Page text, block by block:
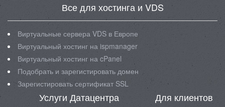
Все для хостинга и VDS
Виртуальные сервера VDS в Европе
Виртуальный хостинг на ispmanager
Виртуальный хостинг на cPanel
Подобрать и зарегистировать домен
Зарегистировать сертификат SSL
Услуги Датацентра Для клиентов